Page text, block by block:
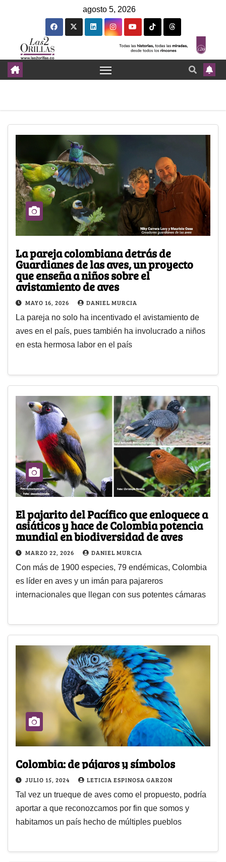
agosto 5, 2026
La pareja colombiana detrás de
Guardianes de las aves, un proyecto
que enseña a niños sobre el
avistamiento de aves
MAYO 16, 2026 DANIEL MURCIA
La pareja no solo ha incentivado el avistamiento de
aves en el país, pues también ha involucrado a niños
en esta hermosa labor en el país
El pajarito del Pacífico que enloquece a
asiáticos y hace de Colombia potencia
mundial en biodiversidad de aves
MARZO 22, 2026 DANIEL MURCIA
Con más de 1900 especies, 79 endémicas, Colombia
es líder en aves y un imán para pajareros
internacionales que llegan con sus potentes cámaras
Colombia: de pájaros y símbolos
JULIO 15, 2024 LETICIA ESPINOSA GARZON
Tal vez un trueque de aves como el propuesto, podría
aportar a que reconozcamos por fin que somos y
habitamos un país hecho de múltiples pueblos